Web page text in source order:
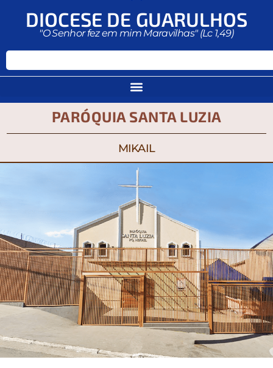
DIOCESE DE GUARULHOS
"O Senhor fez em mim Maravilhas" (Lc 1,49)
PARÓQUIA SANTA LUZIA
MIKAIL